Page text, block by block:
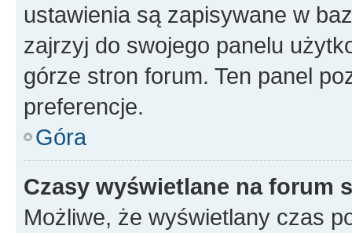
ustawienia są zapisywane w
zajrzyj do swojego panelu
górze stron forum. Ten panel
preferencje.
Góra
Czasy wyświetlane na forum
Możliwe, że wyświetlany czas